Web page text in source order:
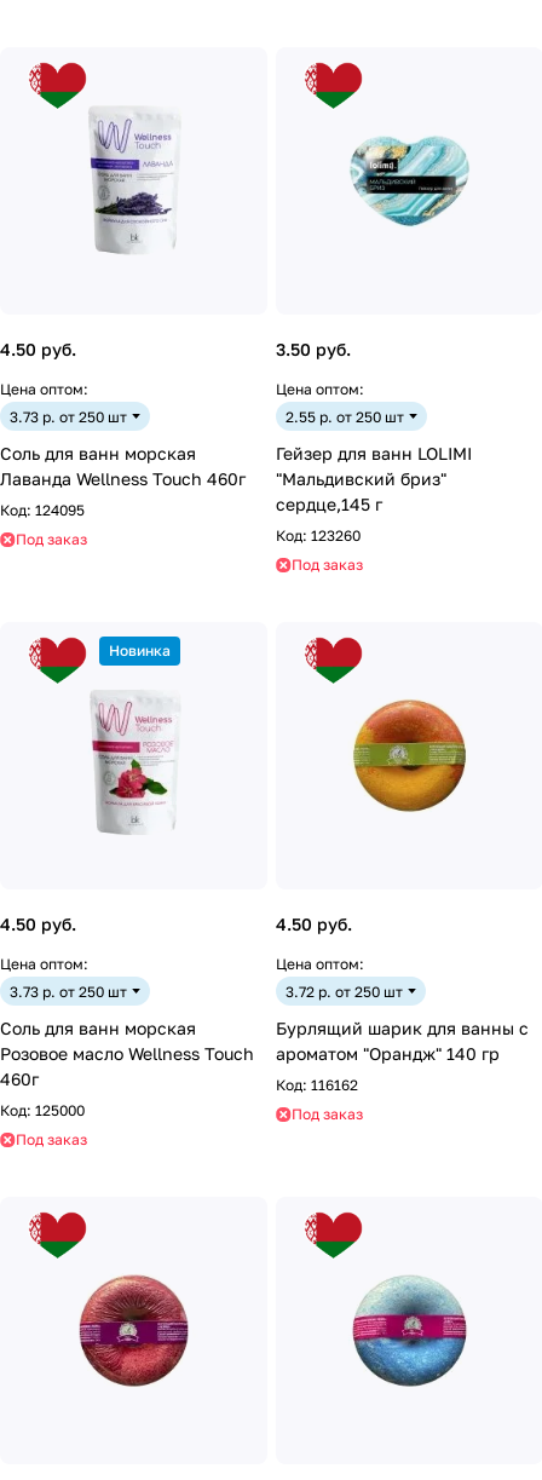
4.50 руб.
Цена оптом:
3.73 р. от 250 шт
Соль для ванн морская
Лаванда Wellness Touch 460г
Код: 124095
Под заказ
3.50 руб.
Цена оптом:
2.55 р. от 250 шт
Гейзер для ванн LOLIMI
"Мальдивский бриз"
сердце,145 г
Код: 123260
Под заказ
Новинка
4.50 руб.
Цена оптом:
3.73 р. от 250 шт
Соль для ванн морская
Розовое масло Wellness Touch
460г
Код: 125000
Под заказ
4.50 руб.
Цена оптом:
3.72 р. от 250 шт
Бурлящий шарик для ванны с
ароматом "Орандж" 140 гр
Код: 116162
Под заказ